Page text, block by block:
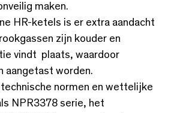
maken.
HR-ketels is er extra aandacht
zijn kouder en
vindt plaats, waardoor
aangetast worden.
technische normen en wettelijke
NPR3378 serie, het